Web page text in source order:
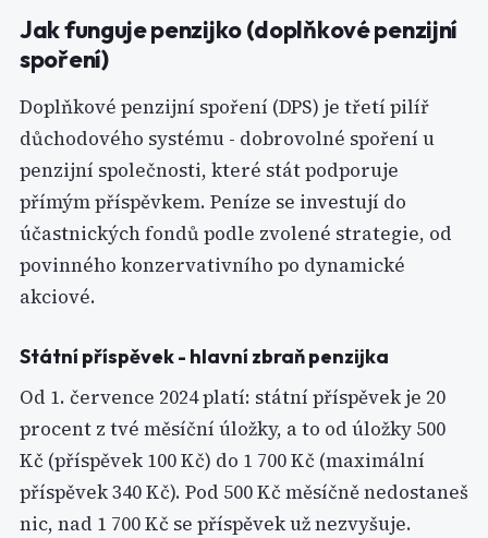
Jak funguje penzijko (doplňkové penzijní
spoření)
Doplňkové penzijní spoření (DPS) je třetí pilíř
důchodového systému - dobrovolné spoření u
penzijní společnosti, které stát podporuje
přímým příspěvkem. Peníze se investují do
účastnických fondů podle zvolené strategie, od
povinného konzervativního po dynamické
akciové.
Státní příspěvek - hlavní zbraň penzijka
Od 1. července 2024 platí: státní příspěvek je 20
procent z tvé měsíční úložky, a to od úložky 500
Kč (příspěvek 100 Kč) do 1 700 Kč (maximální
příspěvek 340 Kč). Pod 500 Kč měsíčně nedostaneš
nic, nad 1 700 Kč se příspěvek už nezvyšuje.